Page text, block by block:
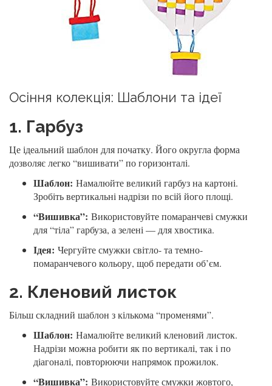
Осіння колекція: Шаблони та ідеї
1. Гарбуз
Це ідеальний шаблон для початку. Його округла форма
дозволяє легко “вишивати” по горизонталі.
Шаблон: Намалюйте великий гарбуз на картоні.
Зробіть вертикальні надрізи по всій його площі.
“Вишивка”: Використовуйте помаранчеві смужки
для “тіла” гарбуза, а зелені — для хвостика.
Ідея: Чергуйте смужки світло- та темно-
помаранчевого кольору, щоб передати об’єм.
2. Кленовий листок
Більш складний шаблон з кількома “променями”.
Шаблон: Намалюйте великий кленовий листок.
Надрізи можна робити як по вертикалі, так і по
діагоналі, повторюючи напрямок прожилок.
“Вишивка”: Використовуйте смужки жовтого,